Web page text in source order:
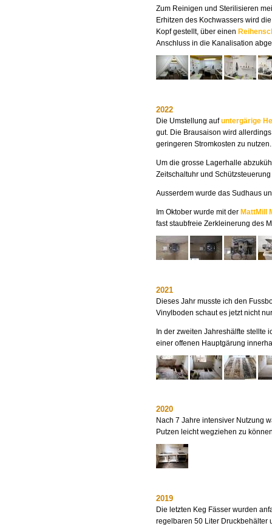
Zum Reinigen und Sterilisieren
Erhitzen des Kochwassers wird
Kopf gestellt, über einen
Anschluss in die Kanalisation
2022
Die Umstellung aufuntergärige
gut. Die Brausaison wird
geringeren Stromkosten zu nutzen.
Um die grosse Lagerhalle
Zeitschaltuhr und
Ausserdem wurde das Sudhaus
Im Oktober wurde mit der MattMill
fast staubfreie Zerkleinerung des
2021
Dieses Jahr musste ich den
Vinylboden schaut es jetzt nicht
In der zweiten Jahreshälfte stellte
einer offenen Hauptgärung
2020
Nach 7 Jahre intensiver Nutzung
Putzen leicht wegziehen zu
2019
Die letzten Keg Fässer wurden
regelbaren 50 Liter Druckbehälter